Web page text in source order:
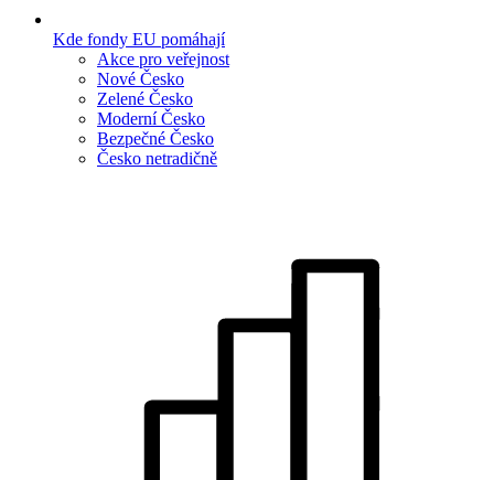
Kde fondy EU pomáhají
Akce pro veřejnost
Nové Česko
Zelené Česko
Moderní Česko
Bezpečné Česko
Česko netradičně